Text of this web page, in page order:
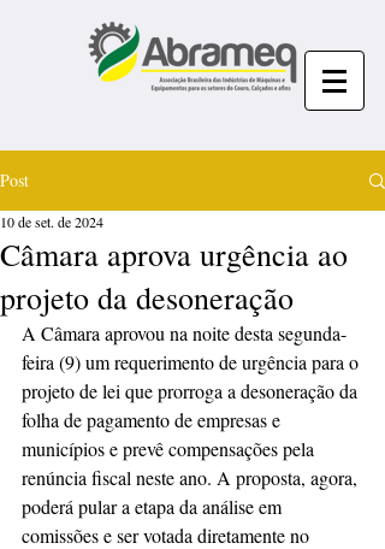
Post
Câmara aprova urgência ao
projeto da desoneração
10 de set. de 2024
A Câmara aprovou na noite desta segunda-
feira (9) um requerimento de urgência para o
projeto de lei que prorroga a desoneração da
folha de pagamento de empresas e
municípios e prevê compensações pela
renúncia fiscal neste ano. A proposta, agora,
poderá pular a etapa da análise em
comissões e ser votada diretamente no